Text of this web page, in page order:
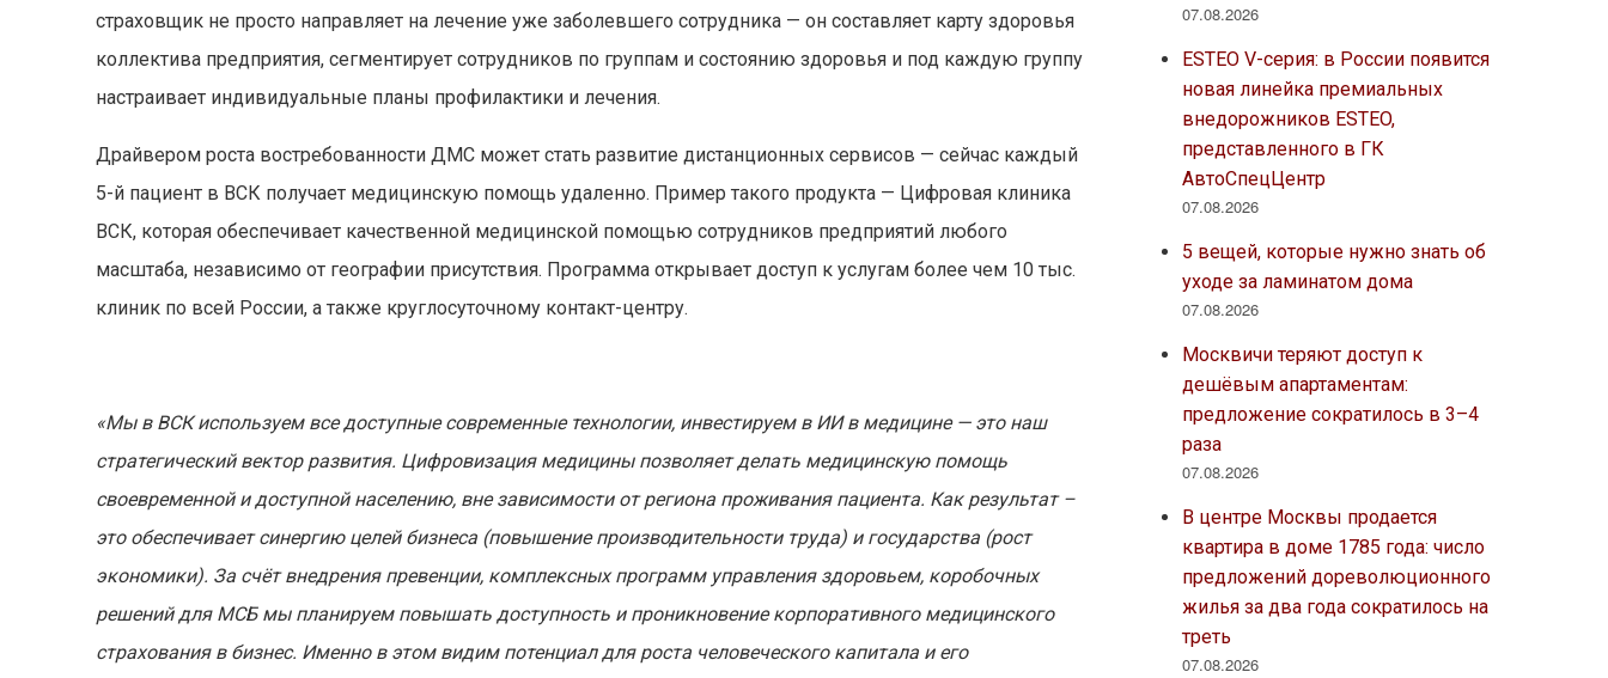
страховщик не просто направляет на лечение уже заболевшего сотрудника — он составляет карту здоровья
коллектива предприятия, сегментирует сотрудников по группам и состоянию здоровья и под каждую группу
настраивает индивидуальные планы профилактики и лечения.
Драйвером роста востребованности ДМС может стать развитие дистанционных сервисов — сейчас каждый
5-й пациент в ВСК получает медицинскую помощь удаленно. Пример такого продукта — Цифровая клиника
ВСК, которая обеспечивает качественной медицинской помощью сотрудников предприятий любого
масштаба, независимо от географии присутствия. Программа открывает доступ к услугам более чем 10 тыс.
клиник по всей России, а также круглосуточному контакт-центру.
«Мы в ВСК используем все доступные современные технологии, инвестируем в ИИ в медицине — это наш
стратегический вектор развития. Цифровизация медицины позволяет делать медицинскую помощь
своевременной и доступной населению, вне зависимости от региона проживания пациента. Как результат –
это обеспечивает синергию целей бизнеса (повышение производительности труда) и государства (рост
экономики). За счёт внедрения превенции, комплексных программ управления здоровьем, коробочных
решений для МСБ мы планируем повышать доступность и проникновение корпоративного медицинского
страхования в бизнес. Именно в этом видим потенциал для роста человеческого капитала и его
07.08.2026
ESTEO V-серия: в России появится
новая линейка премиальных
внедорожников ESTEO,
представленного в ГК
АвтоСпецЦентр
07.08.2026
5 вещей, которые нужно знать об
уходе за ламинатом дома
07.08.2026
Москвичи теряют доступ к
дешёвым апартаментам:
предложение сократилось в 3–4
раза
07.08.2026
В центре Москвы продается
квартира в доме 1785 года: число
предложений дореволюционного
жилья за два года сократилось на
треть
07.08.2026